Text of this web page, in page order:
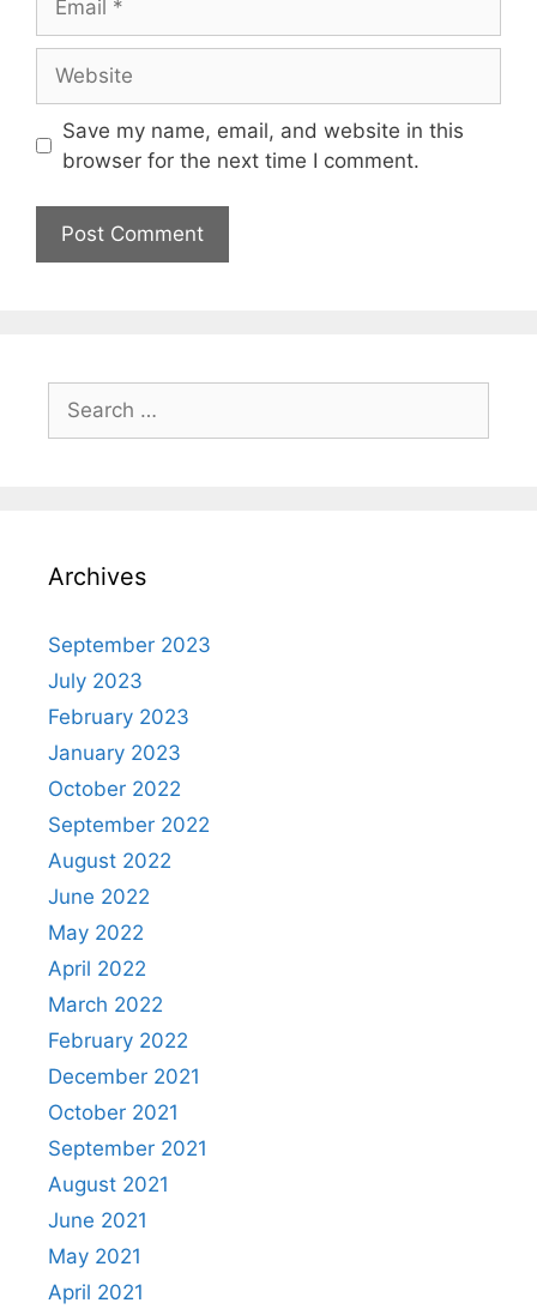
Save my name, email, and website in this
browser for the next time I comment.
Archives
September 2023
July 2023
February 2023
January 2023
October 2022
September 2022
August 2022
June 2022
May 2022
April 2022
March 2022
February 2022
December 2021
October 2021
September 2021
August 2021
June 2021
May 2021
April 2021